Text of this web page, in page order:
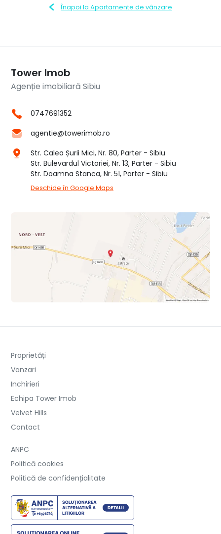
Înapoi la Apartamente de vânzare
Tower Imob
Agenție imobiliară Sibiu
0747691352
agentie@towerimob.ro
Str. Calea Șurii Mici, Nr. 80, Parter - Sibiu
Str. Bulevardul Victoriei, Nr. 13, Parter - Sibiu
Str. Doamna Stanca, Nr. 51, Parter - Sibiu
Deschide în Google Maps
Proprietăți
Vanzari
Inchirieri
Echipa Tower Imob
Velvet Hills
Contact
ANPC
Politică cookies
Politică de confidențialitate